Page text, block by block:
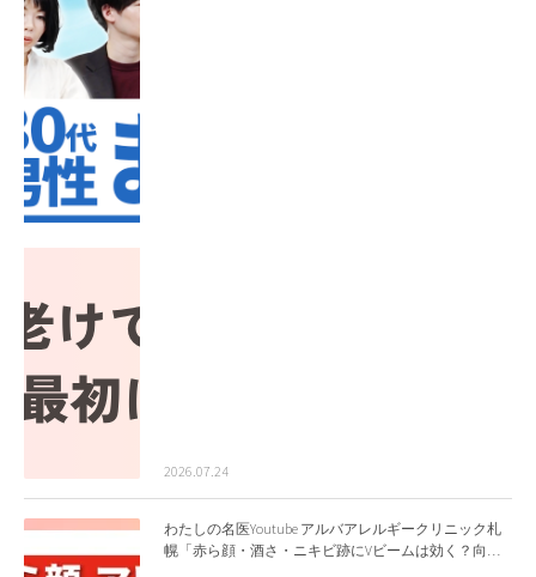
2026.07.24
わたしの名医Youtube アルバアレルギークリニック札
幌「赤ら顔・酒さ・ニキビ跡にVビームは効く？向い